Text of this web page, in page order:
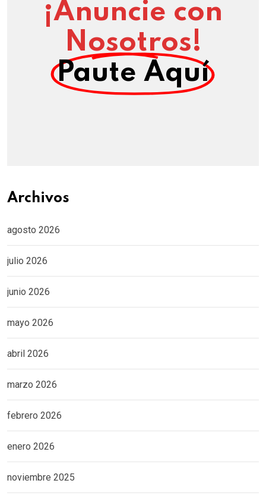
¡Anuncie con
Nosotros!
Paute Aquí
Archivos
agosto 2026
julio 2026
junio 2026
mayo 2026
abril 2026
marzo 2026
febrero 2026
enero 2026
noviembre 2025